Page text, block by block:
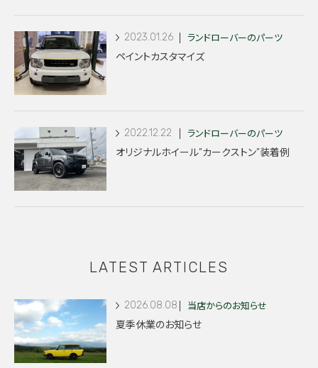
2023.01.26 ランドローバーのパーツ
ペイントカスタマイズ
2022.12.22 ランドローバーのパーツ
オリジナルホイール”カークストン”装着例
LATEST ARTICLES
2026.08.08 当店からのお知らせ
夏季休業のお知らせ